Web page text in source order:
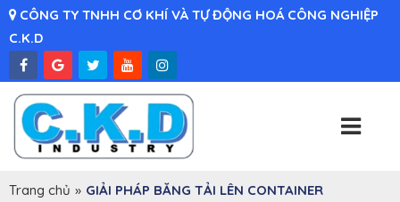
CÔNG TY TNHH CƠ KHÍ VÀ TỰ ĐỘNG HOÁ CÔNG NGHIỆP
C.K.D
Trang chủ » GIẢI PHÁP BĂNG TẢI LÊN CONTAINER